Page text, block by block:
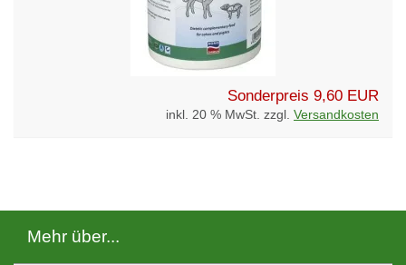
Sonderpreis 9,60 EUR
inkl. 20 % MwSt. zzgl. Versandkosten
Mehr über...